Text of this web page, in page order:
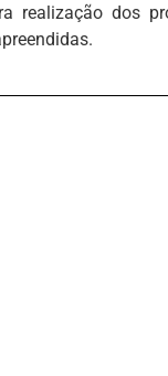
realização dos